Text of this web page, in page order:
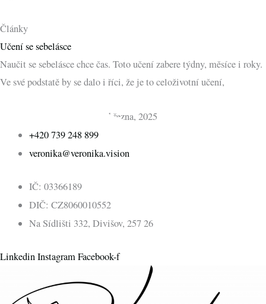
Články
Učení se sebelásce
Naučit se sebelásce chce čas. Toto učení zabere týdny, měsíce i roky.
Ve své podstatě by se dalo i říci, že je to celoživotní učení,
17 března, 2025
+420 739 248 899
veronika@veronika.vision
IČ: 03366189
DIČ: CZ8060010552
Na Sídlišti 332, Divišov, 257 26
LinkedinInstagramFacebook-f